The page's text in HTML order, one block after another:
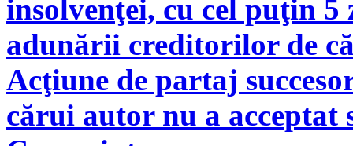
insolvenţei, cu cel puţin
adunării creditorilor de
Acţiune de partaj
cărui autor nu a acceptat